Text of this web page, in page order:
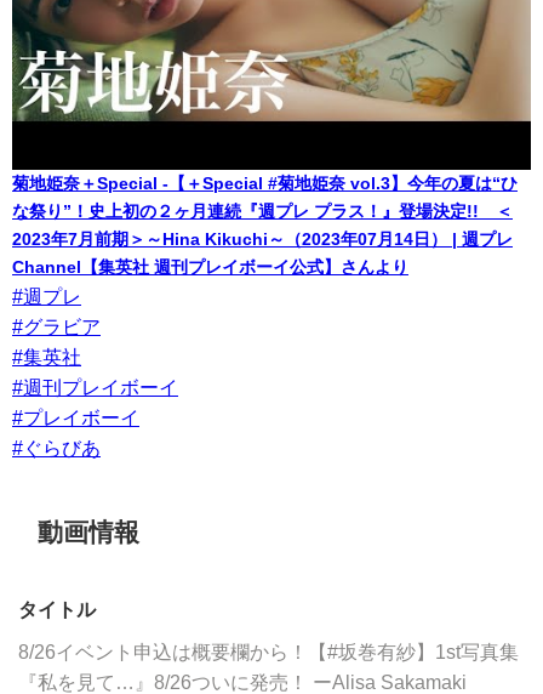
菊地姫奈＋Special -【＋Special #菊地姫奈 vol.3】今年の夏は“ひ
な祭り”！史上初の２ヶ月連続『週プレ プラス！』登場決定!! ＜
2023年7月前期＞～Hina Kikuchi～（2023年07月14日） | 週プレ
Channel【集英社 週刊プレイボーイ公式】さんより
#週プレ
#グラビア
#集英社
#週刊プレイボーイ
#プレイボーイ
#ぐらびあ
動画情報
タイトル
8/26イベント申込は概要欄から！【#坂巻有紗】1st写真集
『私を見て…』8/26ついに発売！ ーAlisa Sakamaki